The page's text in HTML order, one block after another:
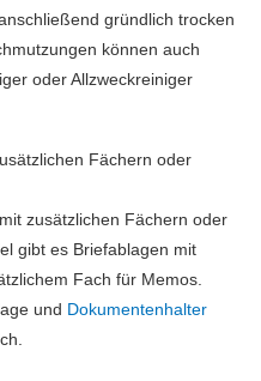
gründlich trocken
können auch
oder Allzweckreiniger
Fächern oder
zusätzlichen Fächern oder
gibt es Briefablagen mit
Fach für Memos.
und Dokumentenhalter